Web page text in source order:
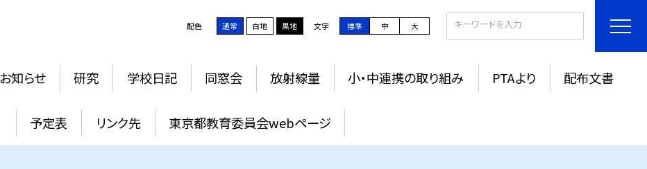
配色 通常 白地 黒地 文字 標準 中 大
お知らせ 研究 学校日記 同窓会 放射線量 小・中連携の取り組み PTAより 配布文書
予定表 リンク先 東京都教育委員会webページ